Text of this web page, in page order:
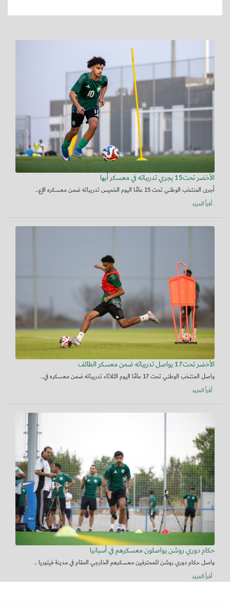
الأخضر تحت15 يجري تدريباته في معسكر أبها
أجرى المنتخب الوطني تحت 15 عامًا اليوم الخميس تدريباته ضمن معسكره الإع...
أقرأ المزيد
الأخضر تحت17 يواصل تدريباته ضمن معسكر الطائف
واصل المنتخب الوطني تحت 17 عامًا اليوم الثلاثاء تدريباته ضمن معسكره في...
أقرأ المزيد
حكام دوري روشن يواصلون معسكرهم في أسبانيا
واصل حكام دوري روشن للمحترفين معسكرهم الخارجي المقام في مدينة فيتوريا ...
أقرأ المزيد